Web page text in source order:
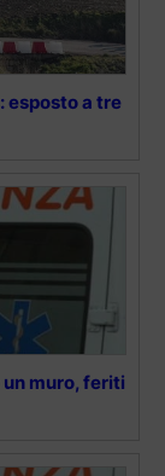
esposto a tre
muro, feriti